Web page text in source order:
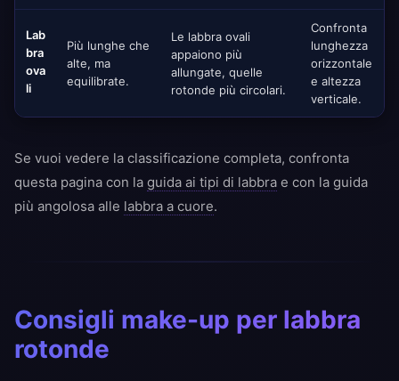
Lab
bra
ova
li
Più lunghe che
alte, ma
equilibrate.
Le labbra ovali
appaiono più
allungate, quelle
rotonde più circolari.
Confronta
lunghezza
orizzontale
e altezza
verticale.
Se vuoi vedere la classificazione completa, confronta
questa pagina con la guida ai tipi di labbra e con la guida
più angolosa alle labbra a cuore.
Consigli make-up per labbra
rotonde